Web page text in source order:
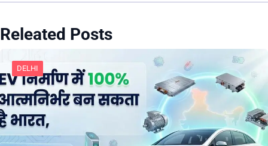
Releated Posts
DELHI